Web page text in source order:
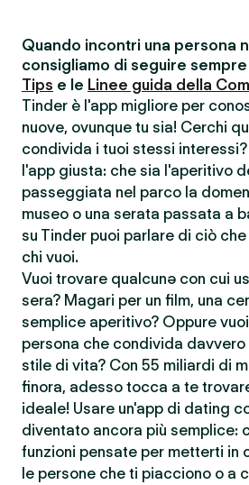
Quando incontri una persona
consigliamo di seguire
Tips e le Linee guida della
Tinder è l'app migliore per
nuove, ovunque tu sia! Cerchi
condivida i tuoi stessi
l'app giusta: che sia l'aperitivo
passeggiata nel parco la
museo o una serata passata a
su Tinder puoi parlare di ciò
chi vuoi.
Vuoi trovare qualcunə con cui
sera? Magari per un film, una
semplice aperitivo? Oppure
persona che condivida davvero
stile di vita? Con 55 miliardi di
finora, adesso tocca a te
ideale! Usare un'app di dating
diventato ancora più semplice:
funzioni pensate per metterti in
le persone che ti piacciono o a